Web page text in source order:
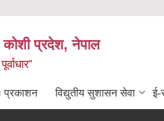
कोशी प्रदेश, नेपाल
प्रकाशन विद्य‍ुतीय सुशासन सेवा ई-